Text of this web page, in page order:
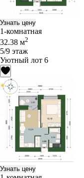
Узнать цену
1-комнатная
32.38 м2
5/9 этаж
Уютный лот 6
Узнать цену